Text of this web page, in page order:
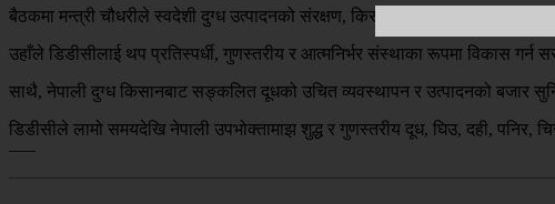
बैठकमा मन्त्री चौधरीले स्वदेशी दुग्ध उत्पादनको संरक्षण, किसानको हित प्रवर्द्धन तथा
उहाँले डिडीसीलाई थप प्रतिस्पर्धी, गुणस्तरीय र आत्मनिर्भर संस्थाका रूपमा विकास
साथै, नेपाली दुग्ध किसानबाट सङ्कलित दूधको उचित व्यवस्थापन र उत्पादनको बजार
डिडीसीले लामो समयदेखि नेपाली उपभोक्तामाझ शुद्ध र गुणस्तरीय दूध, घिउ, दही,
–––